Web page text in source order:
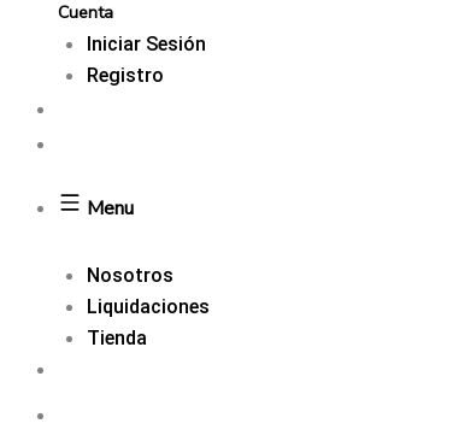
Cuenta
Iniciar Sesión
Registro
Menu
Nosotros
Liquidaciones
Tienda